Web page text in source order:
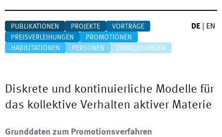
PUBLIKATIONEN PROJEKTE
VORTRÄGE
PREISVERLEIHUNGEN
PROMOTIONEN
HABILITATIONEN
PERSONEN EINRICHTUNGEN
DE EN
Diskrete und kontinuierliche Modelle für
das kollektive Verhalten aktiver Materie
Grunddaten zum Promotionsverfahren